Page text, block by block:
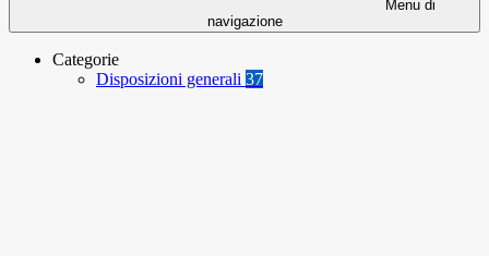
Menu di
navigazione
Categorie
Disposizioni generali 37